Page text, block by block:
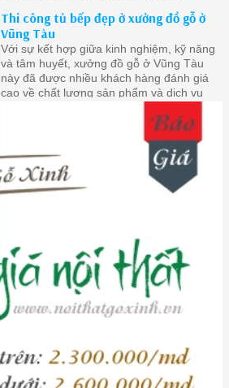
Thi công tủ bếp đẹp ở xưởng đồ gỗ ở
Vũng Tàu
Với sự kết hợp giữa kinh nghiệm, kỹ năng
và tâm huyết, xưởng đồ gỗ ở Vũng Tàu
này đã được nhiều khách hàng đánh giá
cao về chất lượng sản phẩm và dịch vụ